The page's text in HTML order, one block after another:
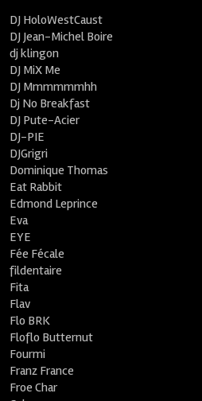
DJ HoloWestCaust
DJ Jean-Michel Boire
dj klingon
DJ MiX Me
DJ Mmmmmmhh
Dj No Breakfast
DJ Pute-Acier
DJ-PIE
DJGrigri
Dominique Thomas
Eat Rabbit
Edmond Leprince
Eva
EYE
Fée Fécale
fildentaire
Fita
Flav
Flo BRK
Floflo Butternut
Fourmi
Franz France
Froe Char